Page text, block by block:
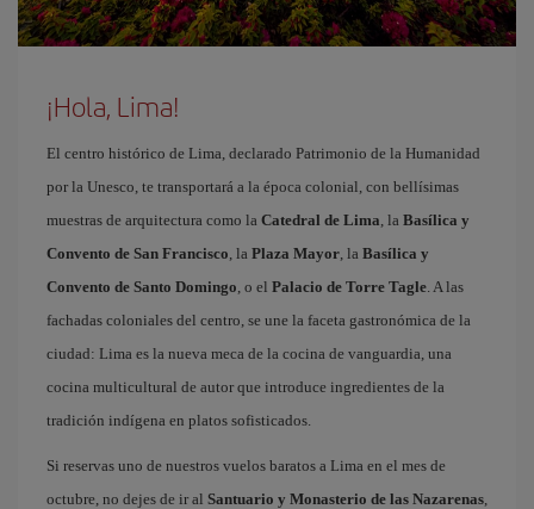
¡Hola, Lima!
El centro histórico de Lima, declarado Patrimonio de la Humanidad
por la Unesco, te transportará a la época colonial, con bellísimas
muestras de arquitectura como la Catedral de Lima, la Basílica y
Convento de San Francisco, la Plaza Mayor, la Basílica y
Convento de Santo Domingo, o el Palacio de Torre Tagle. A las
fachadas coloniales del centro, se une la faceta gastronómica de la
ciudad: Lima es la nueva meca de la cocina de vanguardia, una
cocina multicultural de autor que introduce ingredientes de la
tradición indígena en platos sofisticados.
Si reservas uno de nuestros vuelos baratos a Lima en el mes de
octubre, no dejes de ir al Santuario y Monasterio de las Nazarenas,